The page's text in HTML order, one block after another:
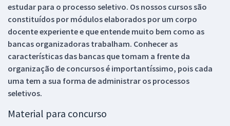
estudar para o processo seletivo. Os nossos cursos são
constituídos por módulos elaborados por um corpo
docente experiente e que entende muito bem como as
bancas organizadoras trabalham. Conhecer as
características das bancas que tomam a frente da
organização de concursos é importantíssimo, pois cada
uma tem a sua forma de administrar os processos
seletivos.
Material para concurso